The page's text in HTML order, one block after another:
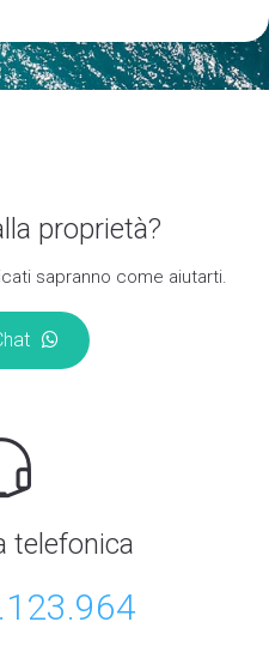
proprietà?
sapranno come aiutarti.
telefonica